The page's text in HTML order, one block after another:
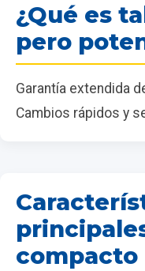
¿Qué es
pero
Garantía extendida
Cambios rápidos y